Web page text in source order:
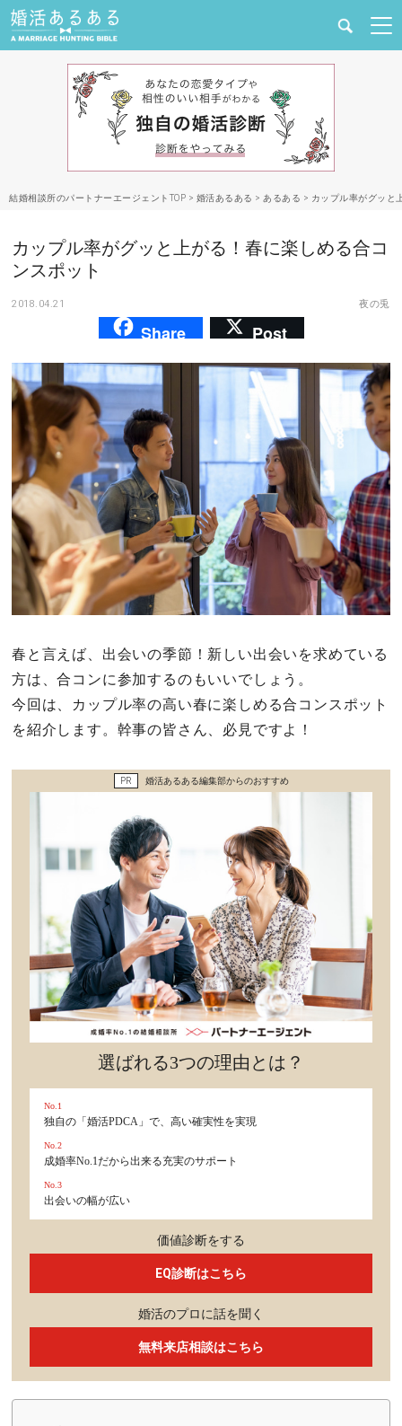
婚活と結婚
合コン・街コン
マッチングアプリ
あるある
その他
ドキドキ
仕事とキャリア
特集
ファッション・美容
グルメ
趣味・旅行
不倫・だめ男
感動
心の処方箋
カルチャー・トレンド・芸能
結婚相談所のパートナーエージェントTOP > 婚活あるある > あるある > カップル率がグッと
カップル率がグッと上がる！春に楽しめる合コ
ンスポット
2018.04.21 夜の兎
Share Post
春と言えば、出会いの季節！新しい出会いを求めている
方は、合コンに参加するのもいいでしょう。
今回は、カップル率の高い春に楽しめる合コンスポット
を紹介します。幹事の皆さん、必見ですよ！
PR 婚活あるある編集部からのおすすめ
選ばれる3つの理由とは？
No.1
独自の「婚活PDCA」で、高い確実性を実現
No.2
成婚率No.1だから出来る充実のサポート
No.3
出会いの幅が広い
価値診断をする
EQ診断はこちら
婚活のプロに話を聞く
無料来店相談はこちら